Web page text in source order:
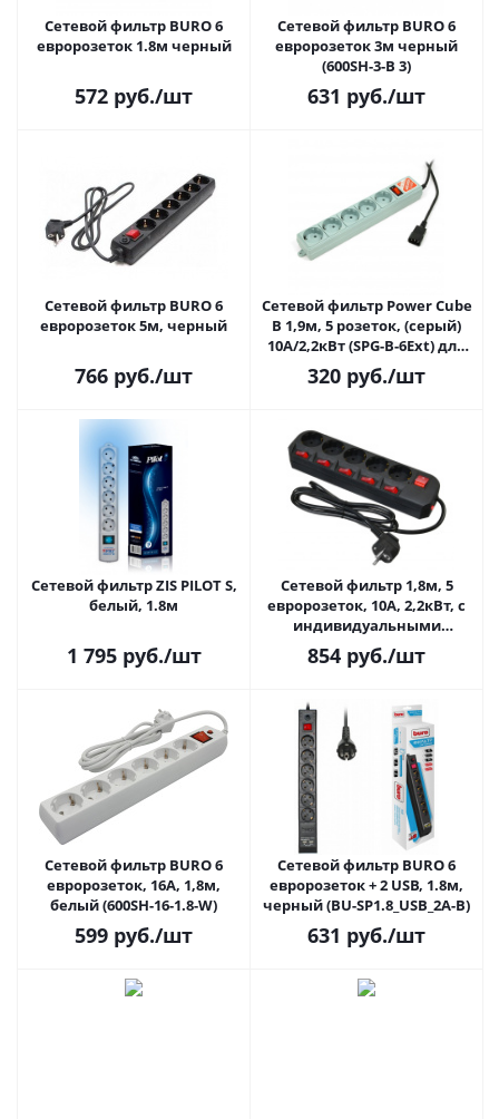
Сетевой фильтр BURO 6
евророзеток 1.8м черный
572 руб./шт
Сетевой фильтр BURO 6
евророзеток 3м черный
(600SH-3-B 3)
631 руб./шт
Сетевой фильтр BURO 6
евророзеток 5м, черный
766 руб./шт
Сетевой фильтр Power Cube
B 1,9м, 5 розеток, (серый)
10А/2,2кВт (SPG-B-6Ext) для
ИБП
320 руб./шт
Сетевой фильтр ZIS PILOT S,
белый, 1.8м
1 795руб./шт
Сетевой фильтр 1,8м, 5
евророзеток, 10А, 2,2кВт, с
индивидуальными
выключателями, черный,
Buro 500SH-1.8-SW-B 1.8м
854 руб./шт
Сетевой фильтр BURO 6
евророзеток, 16А, 1,8м,
белый (600SH-16-1.8-W)
599 руб./шт
Сетевой фильтр BURO 6
евророзеток + 2 USB, 1.8м,
черный (BU-SP1.8_USB_2A-B)
631 руб./шт